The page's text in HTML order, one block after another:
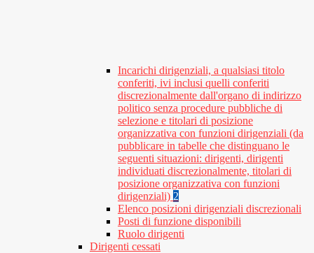
Incarichi dirigenziali, a qualsiasi titolo
conferiti, ivi inclusi quelli conferiti
discrezionalmente dall'organo di indirizzo
politico senza procedure pubbliche di
selezione e titolari di posizione
organizzativa con funzioni dirigenziali (da
pubblicare in tabelle che distinguano le
seguenti situazioni: dirigenti, dirigenti
individuati discrezionalmente, titolari di
posizione organizzativa con funzioni
dirigenziali) 2
Elenco posizioni dirigenziali discrezionali
Posti di funzione disponibili
Ruolo dirigenti
Dirigenti cessati